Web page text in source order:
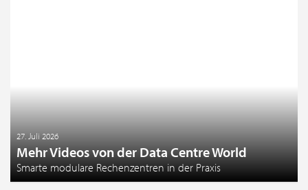
27. Juli 2026
Mehr Videos von der Data Centre World
Smarte modulare Rechenzentren in der Praxis